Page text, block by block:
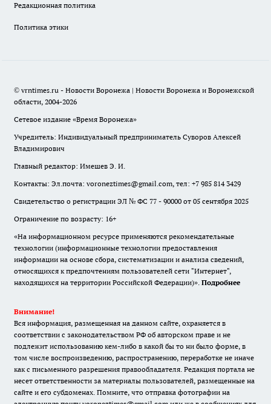
Редакционная политика
Политика этики
© vrntimes.ru - Новости Воронежа | Новости Воронежа и Воронежской
области, 2004-2026
Сетевое издание «Время Воронежа»
Учредитель: Индивидуальный предприниматель Суворов Алексей
Владимирович
Главный редактор: Имешев Э. И.
Контакты: Эл.почта: voroneztimes@gmail.com, тел: +7 985 814 3429
Свидетельство о регистрации ЭЛ № ФС 77 - 90000 от 05 сентября 2025
Ограничение по возрасту: 16+
«На информационном ресурсе применяются рекомендательные
технологии (информационные технологии предоставления
информации на основе сбора, систематизации и анализа сведений,
относящихся к предпочтениям пользователей сети "Интернет",
находящихся на территории Российской Федерации)». Подробнее
Внимание!
Вся информация, размещенная на данном сайте, охраняется в
соответствии с законодательством РФ об авторском праве и не
подлежит использованию кем-либо в какой бы то ни было форме, в
том числе воспроизведению, распространению, переработке не иначе
как с письменного разрешения правообладателя. Редакция портала не
несет ответственности за материалы пользователей, размещенные на
сайте и его субдоменах. Помните, что отправка фотографии на